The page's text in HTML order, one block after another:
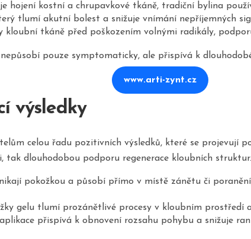
hojení kostní a chrupavkové tkáně, tradiční bylina
tlumí akutní bolest a snižuje vnímání nepříjemných
tkáně před poškozením volnými radikály,
pouze symptomaticky, ale přispívá k
www.arti-zynt.cz
výsledky
celou řadu pozitivních výsledků, které se projevují
dlouhodobou podporu regenerace kloubních
pokožkou a působí přímo v místě zánětu či
gelu tlumí prozánětlivé procesy v kloubním prostředí
přispívá k obnovení rozsahu pohybu a snižuje